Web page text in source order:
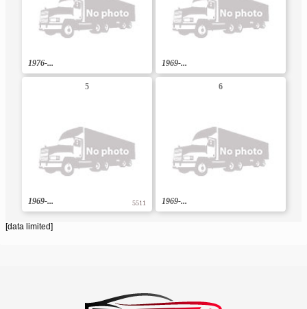
1976-... 1969-...
5
1969-... 5511
6
1969-...
[data limited]